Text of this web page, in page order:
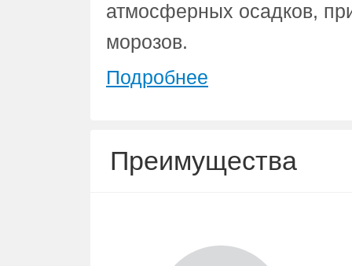
атмосферных осадков,
морозов.
Подробнее
Преимущества